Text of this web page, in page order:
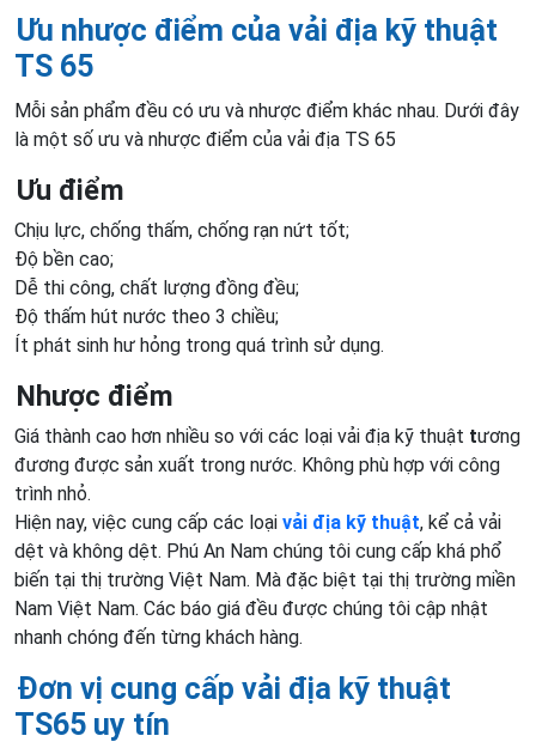
Ưu nhược điểm của vải địa kỹ thuật
TS 65
Mỗi sản phẩm đều có ưu và nhược điểm khác nhau. Dưới đây
là một số ưu và nhược điểm của vải địa TS 65
Ưu điểm
Chịu lực, chống thấm, chống rạn nứt tốt;
Độ bền cao;
Dễ thi công, chất lượng đồng đều;
Độ thấm hút nước theo 3 chiều;
Ít phát sinh hư hỏng trong quá trình sử dụng.
Nhược điểm
Giá thành cao hơn nhiều so với các loại vải địa kỹ thuật tương
đương được sản xuất trong nước. Không phù hợp với công
trình nhỏ.
Hiện nay, việc cung cấp các loại vải địa kỹ thuật, kể cả vải
dệt và không dệt. Phú An Nam chúng tôi cung cấp khá phổ
biến tại thị trường Việt Nam. Mà đặc biệt tại thị trường miền
Nam Việt Nam. Các báo giá đều được chúng tôi cập nhật
nhanh chóng đến từng khách hàng.
Đơn vị cung cấp vải địa kỹ thuật
TS65 uy tín